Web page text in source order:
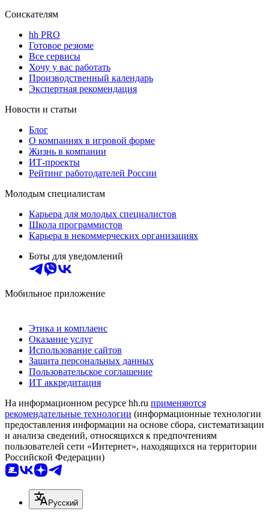
Соискателям
hh PRO
Готовое резюме
Все сервисы
Хочу у вас работать
Производственный календарь
Экспертная рекомендация
Новости и статьи
Блог
О компаниях в игровой форме
Жизнь в компании
ИТ-проекты
Рейтинг работодателей России
Молодым специалистам
Карьера для молодых специалистов
Школа программистов
Карьера в некоммерческих организациях
Боты для уведомлений
Мобильное приложение
Этика и комплаенс
Оказание услуг
Использование сайтов
Защита персональных данных
Пользовательское соглашение
ИТ аккредитация
На информационном ресурсе hh.ru применяются
рекомендательные технологии (информационные технологии
предоставления информации на основе сбора, систематизации
и анализа сведений, относящихся к предпочтениям
пользователей сети «Интернет», находящихся на территории
Российской Федерации)
Русский